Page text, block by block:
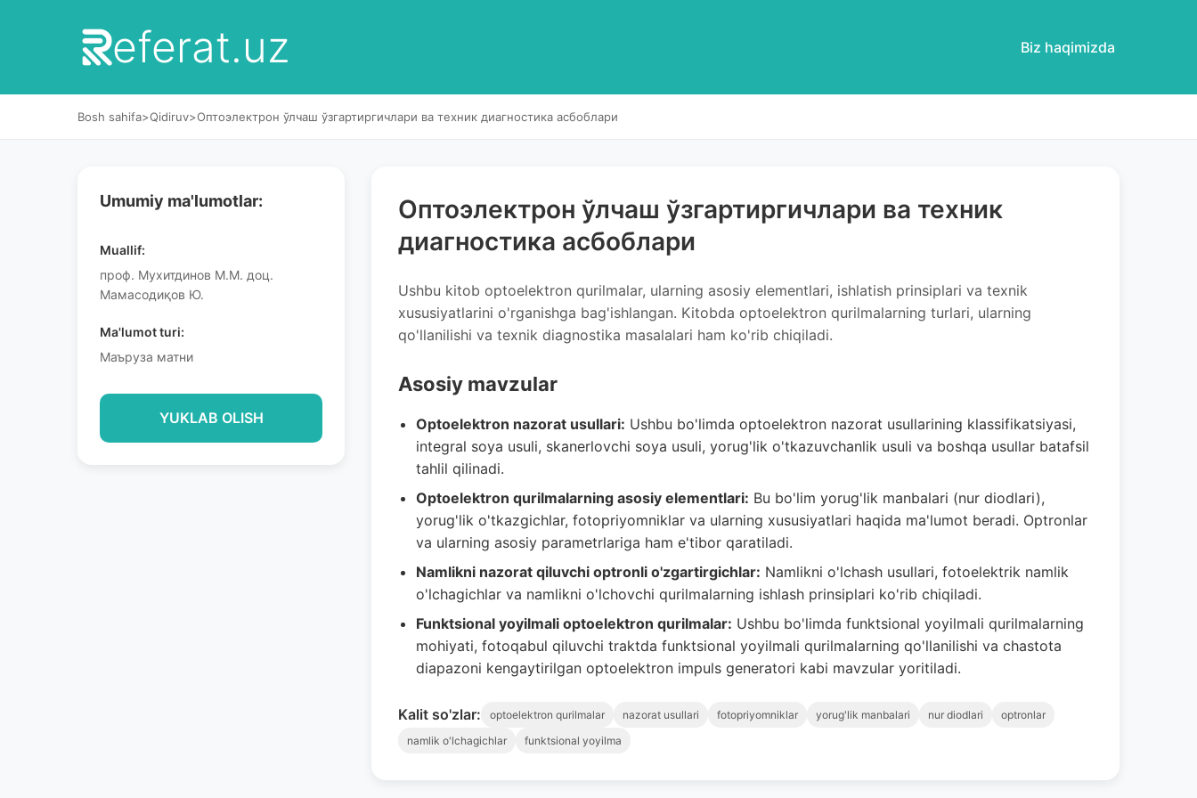
eferat.uz Biz haqimizda
Bosh sahifa>Qidiruv>Оптоэлектрон ўлчаш ўзгартиргичлари ва техник диагностика асбоблари
Umumiy ma'lumotlar:
Muallif:
проф. Мухитдинов М.М. доц.
Мамасодиқов Ю.
Ma'lumot turi:
Маъруза матни
YUKLAB OLISH
Оптоэлектрон ўлчаш ўзгартиргичлари ва техник
диагностика асбоблари
Ushbu kitob optoelektron qurilmalar, ularning asosiy elementlari, ishlatish prinsiplari va texnik
xususiyatlarini o'rganishga bag'ishlangan. Kitobda optoelektron qurilmalarning turlari, ularning
qo'llanilishi va texnik diagnostika masalalari ham ko'rib chiqiladi.
Asosiy mavzular
Optoelektron nazorat usullari: Ushbu bo'limda optoelektron nazorat usullarining klassifikatsiyasi,
integral soya usuli, skanerlovchi soya usuli, yorug'lik o'tkazuvchanlik usuli va boshqa usullar batafsil
tahlil qilinadi.
Optoelektron qurilmalarning asosiy elementlari: Bu bo'lim yorug'lik manbalari (nur diodlari),
yorug'lik o'tkazgichlar, fotopriyomniklar va ularning xususiyatlari haqida ma'lumot beradi. Optronlar
va ularning asosiy parametrlariga ham e'tibor qaratiladi.
Namlikni nazorat qiluvchi optronli o'zgartirgichlar: Namlikni o'lchash usullari, fotoelektrik namlik
o'lchagichlar va namlikni o'lchovchi qurilmalarning ishlash prinsiplari ko'rib chiqiladi.
Funktsional yoyilmali optoelektron qurilmalar: Ushbu bo'limda funktsional yoyilmali qurilmalarning
mohiyati, fotoqabul qiluvchi traktda funktsional yoyilmali qurilmalarning qo'llanilishi va chastota
diapazoni kengaytirilgan optoelektron impuls generatori kabi mavzular yoritiladi.
Kalit so'zlar: optoelektron qurilmalar nazorat usullari fotopriyomniklar yorug'lik manbalari nur diodlari
optronlar
namlik o'lchagichlar
funktsional yoyilma